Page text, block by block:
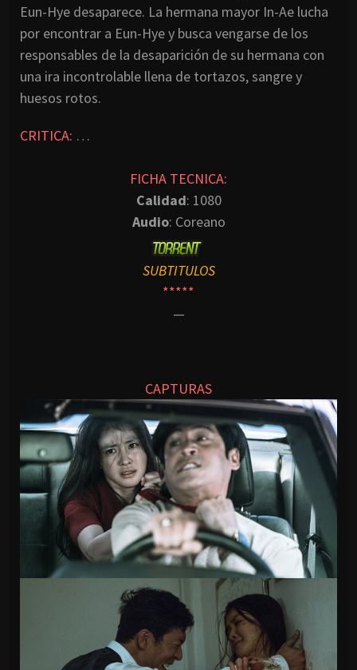
Eun-Hye desaparece. La hermana mayor In-Ae lucha
por encontrar a Eun-Hye y busca vengarse de los
responsables de la desaparición de su hermana con
una ira incontrolable llena de tortazos, sangre y
huesos rotos.
CRITICA: …
FICHA TECNICA:
Calidad: 1080
Audio: Coreano
SUBTITULOS
*****
—
CAPTURAS